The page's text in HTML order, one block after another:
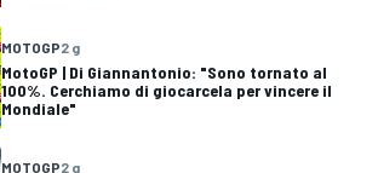
MOTOGP2 g
MotoGP | Di Giannantonio: "Sono tornato al
100%. Cerchiamo di giocarcela per vincere il
Mondiale"
MOTOGP2 g